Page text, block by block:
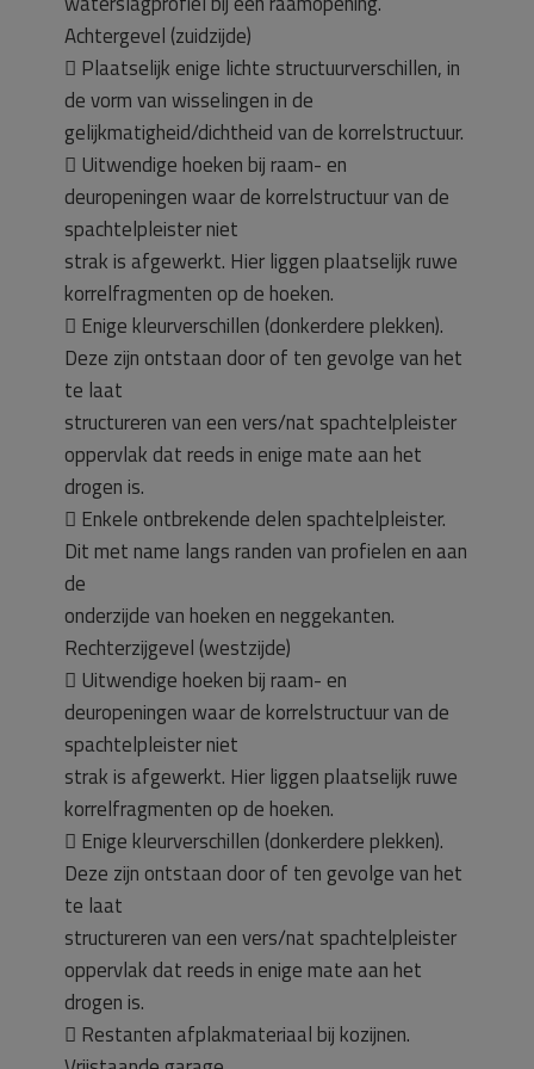
Achtergevel (zuidzijde)
 Plaatselijk enige lichte structuurverschillen, in
de vorm van wisselingen in de
gelijkmatigheid/dichtheid van de korrelstructuur.
 Uitwendige hoeken bij raam- en
deuropeningen waar de korrelstructuur van de
spachtelpleister niet
strak is afgewerkt. Hier liggen plaatselijk ruwe
korrelfragmenten op de hoeken.
 Enige kleurverschillen (donkerdere plekken).
Deze zijn ontstaan door of ten gevolge van het
te laat
structureren van een vers/nat spachtelpleister
oppervlak dat reeds in enige mate aan het
drogen is.
 Enkele ontbrekende delen spachtelpleister.
Dit met name langs randen van profielen en aan
de
onderzijde van hoeken en neggekanten.
Rechterzijgevel (westzijde)
 Uitwendige hoeken bij raam- en
deuropeningen waar de korrelstructuur van de
spachtelpleister niet
strak is afgewerkt. Hier liggen plaatselijk ruwe
korrelfragmenten op de hoeken.
 Enige kleurverschillen (donkerdere plekken).
Deze zijn ontstaan door of ten gevolge van het
te laat
structureren van een vers/nat spachtelpleister
oppervlak dat reeds in enige mate aan het
drogen is.
 Restanten afplakmateriaal bij kozijnen.